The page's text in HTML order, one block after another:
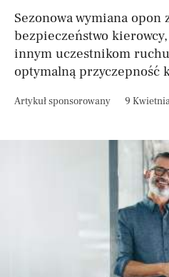
Sezonowa wymiana opon
bezpieczeństwo
innym uczestnikom
optymalną przyczepność
Artykuł sponsorowany 9